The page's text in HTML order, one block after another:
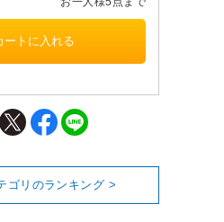
ゴリのランキング >